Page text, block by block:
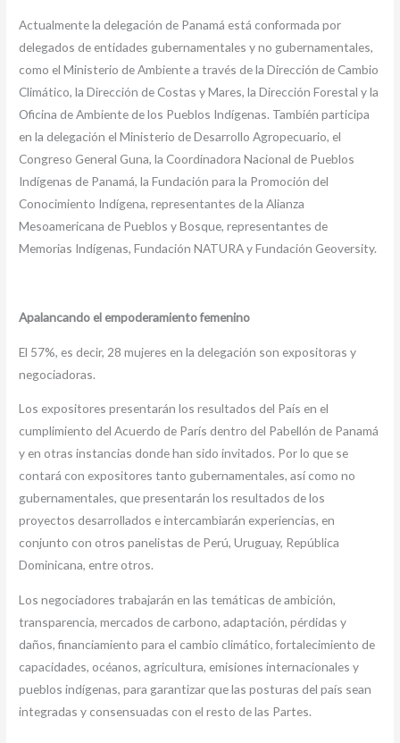
Actualmente la delegación de Panamá está conformada por
delegados de entidades gubernamentales y no gubernamentales,
como el Ministerio de Ambiente a través de la Dirección de Cambio
Climático, la Dirección de Costas y Mares, la Dirección Forestal y la
Oficina de Ambiente de los Pueblos Indígenas. También participa
en la delegación el Ministerio de Desarrollo Agropecuario, el
Congreso General Guna, la Coordinadora Nacional de Pueblos
Indígenas de Panamá, la Fundación para la Promoción del
Conocimiento Indígena, representantes de la Alianza
Mesoamericana de Pueblos y Bosque, representantes de
Memorias Indígenas, Fundación NATURA y Fundación Geoversity.
Apalancando el empoderamiento femenino
El 57%, es decir, 28 mujeres en la delegación son expositoras y
negociadoras.
Los expositores presentarán los resultados del País en el
cumplimiento del Acuerdo de París dentro del Pabellón de Panamá
y en otras instancias donde han sido invitados. Por lo que se
contará con expositores tanto gubernamentales, así como no
gubernamentales, que presentarán los resultados de los
proyectos desarrollados e intercambiarán experiencias, en
conjunto con otros panelistas de Perú, Uruguay, República
Dominicana, entre otros.
Los negociadores trabajarán en las temáticas de ambición,
transparencia, mercados de carbono, adaptación, pérdidas y
daños, financiamiento para el cambio climático, fortalecimiento de
capacidades, océanos, agricultura, emisiones internacionales y
pueblos indígenas, para garantizar que las posturas del país sean
integradas y consensuadas con el resto de las Partes.